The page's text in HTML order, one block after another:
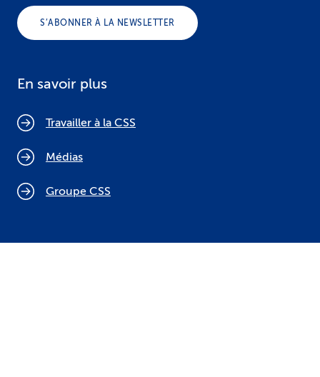
S’ABONNER À LA NEWSLETTER
En savoir plus
Travailler à la CSS
Médias
Groupe CSS